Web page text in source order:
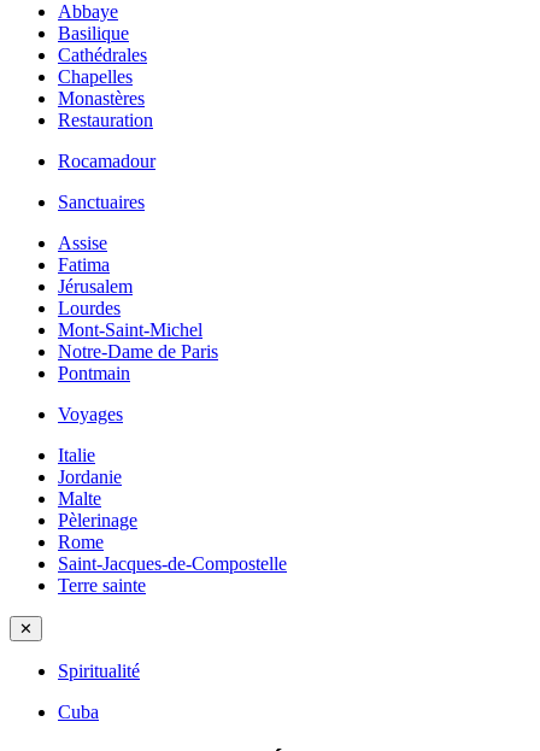
Abbaye
Basilique
Cathédrales
Chapelles
Monastères
Restauration
Rocamadour
Sanctuaires
Assise
Fatima
Jérusalem
Lourdes
Mont-Saint-Michel
Notre-Dame de Paris
Pontmain
Voyages
Italie
Jordanie
Malte
Pèlerinage
Rome
Saint-Jacques-de-Compostelle
Terre sainte
✕
Spiritualité
Cuba